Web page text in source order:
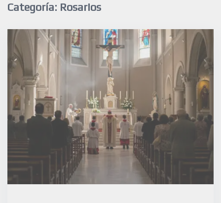
Categoría: Rosarios